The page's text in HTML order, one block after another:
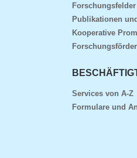
Publikationen
Kooperative
Services von A-Z
Formulare und